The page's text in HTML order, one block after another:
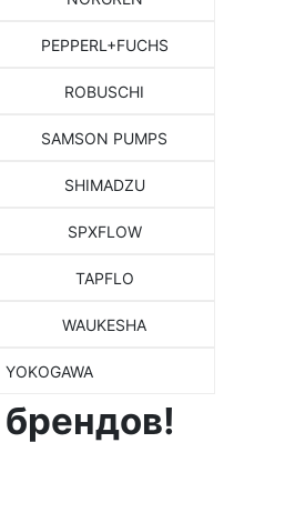
PEPPERL+FUCHS
ROBUSCHI
SAMSON PUMPS
SHIMADZU
SPXFLOW
TAPFLO
WAUKESHA
YOKOGAWA